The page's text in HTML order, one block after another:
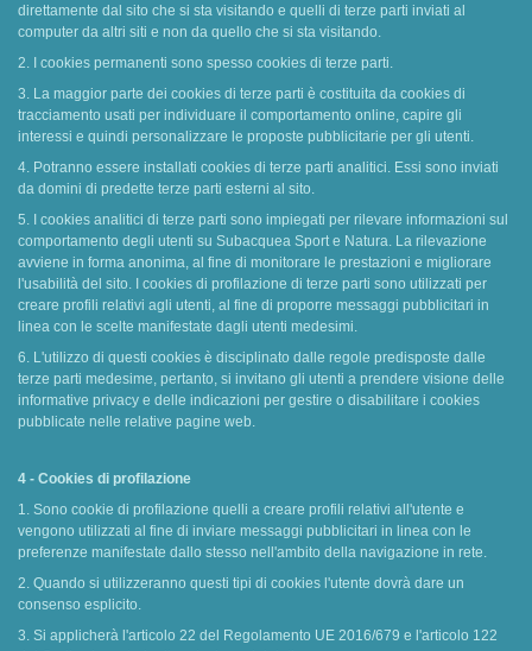
direttamente dal sito che si sta visitando e quelli di terze parti inviati al
computer da altri siti e non da quello che si sta visitando.
2. I cookies permanenti sono spesso cookies di terze parti.
3. La maggior parte dei cookies di terze parti è costituita da cookies di
tracciamento usati per individuare il comportamento online, capire gli
interessi e quindi personalizzare le proposte pubblicitarie per gli utenti.
4. Potranno essere installati cookies di terze parti analitici. Essi sono inviati
da domini di predette terze parti esterni al sito.
5. I cookies analitici di terze parti sono impiegati per rilevare informazioni sul
comportamento degli utenti su Subacquea Sport e Natura. La rilevazione
avviene in forma anonima, al fine di monitorare le prestazioni e migliorare
l'usabilità del sito. I cookies di profilazione di terze parti sono utilizzati per
creare profili relativi agli utenti, al fine di proporre messaggi pubblicitari in
linea con le scelte manifestate dagli utenti medesimi.
6. L'utilizzo di questi cookies è disciplinato dalle regole predisposte dalle
terze parti medesime, pertanto, si invitano gli utenti a prendere visione delle
informative privacy e delle indicazioni per gestire o disabilitare i cookies
pubblicate nelle relative pagine web.
4 - Cookies di profilazione
1. Sono cookie di profilazione quelli a creare profili relativi all'utente e
vengono utilizzati al fine di inviare messaggi pubblicitari in linea con le
preferenze manifestate dallo stesso nell'ambito della navigazione in rete.
2. Quando si utilizzeranno questi tipi di cookies l'utente dovrà dare un
consenso esplicito.
3. Si applicherà l'articolo 22 del Regolamento UE 2016/679 e l'articolo 122